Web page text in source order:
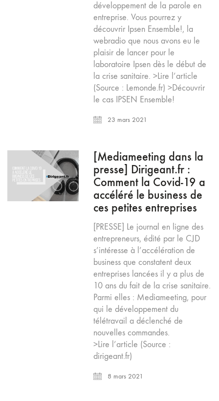
développement de la parole en
entreprise. Vous pourrez y
découvrir Ipsen Ensemble!, la
webradio que nous avons eu le
plaisir de lancer pour le
laboratoire Ipsen dès le début de
la crise sanitaire. >Lire l’article
(Source : Lemonde.fr) >Découvrir
le cas IPSEN Ensemble!
23 mars 2021
[Mediameeting dans la
presse] Dirigeant.fr :
Comment la Covid-19 a
accéléré le business de
ces petites entreprises
[PRESSE] Le journal en ligne des
entrepreneurs, édité par le CJD
s’intéresse à l’accélération de
business que constatent deux
entreprises lancées il y a plus de
10 ans du fait de la crise sanitaire.
Parmi elles : Mediameeting, pour
qui le développement du
télétravail a déclenché de
nouvelles commandes.
>Lire l’article (Source :
dirigeant.fr)
8 mars 2021